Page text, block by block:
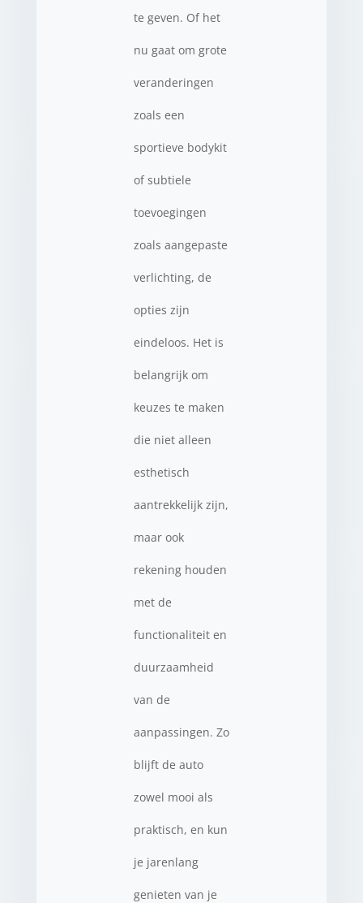
te geven. Of het
nu gaat om grote
veranderingen
zoals een
sportieve bodykit
of subtiele
toevoegingen
zoals aangepaste
verlichting, de
opties zijn
eindeloos. Het is
belangrijk om
keuzes te maken
die niet alleen
esthetisch
aantrekkelijk zijn,
maar ook
rekening houden
met de
functionaliteit en
duurzaamheid
van de
aanpassingen. Zo
blijft de auto
zowel mooi als
praktisch, en kun
je jarenlang
genieten van je